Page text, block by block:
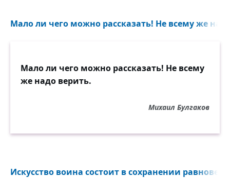
Мало ли чего можно рассказать! Не всему же
Мало ли чего можно рассказать! Не всему
же надо верить.
Михаил Булгаков
Искусство воина состоит в сохранении